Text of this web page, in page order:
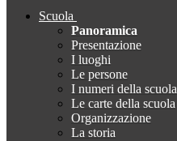
Scuola
Panoramica
Presentazione
I luoghi
Le persone
I numeri della scuola
Le carte della scuola
Organizzazione
La storia